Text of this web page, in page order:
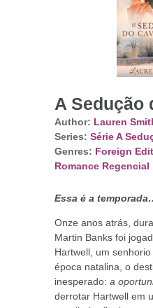
A Sedução
Author: Lauren
Series: Série A
Genres: Foreign
Romance Regencial
Essa é a
Onze anos atrás,
Martin Banks foi
Hartwell, um
época natalina, o
inesperado: a
derrotar Hartwell em